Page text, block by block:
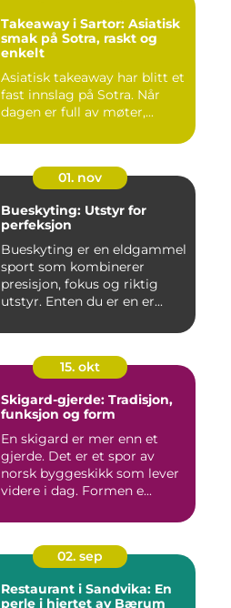
Takeaway i Sartor: Asiatisk
smak på Sotra, raskt og
enkelt
Asiatisk takeaway har blitt et
fast innslag på Sotra. Når
dagen er full av møter,...
01. nov
Bueskyting: Utstyr for
perfeksjon
Bueskyting er en eldgammel
sport som kombinerer
presisjon, fokus og riktig
utstyr. Enten du er en er...
15. okt
Skigard-gjerde: Tradisjon,
funksjon og form
En skigard er mer enn et
gjerde. Det er et spor av
norsk byggeskikk som lever
videre i dag. Formen e...
02. sep
Restaurant i Sandvika: En
perle i hjertet av Bærum